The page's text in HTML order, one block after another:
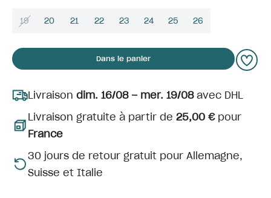
19 20 21 22 23 24 25 26
Dans le panier
Livraison dim. 16/08 – mer. 19/08avec DHL
Livraison gratuite à partir de 25,00 €pour
France
30 jours de retour gratuit pour Allemagne,
Suisse et Italie